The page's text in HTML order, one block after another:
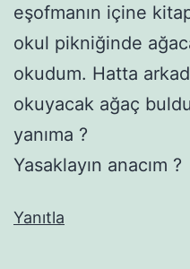
eşofmanın içine
okul pikniğinde
okudum. Hatta
okuyacak ağaç
yanıma ?
Yasaklayın anacım ?
Yanıtla